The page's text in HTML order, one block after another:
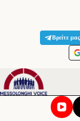
Βρείτε